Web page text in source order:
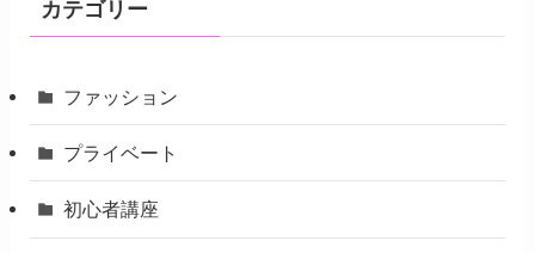
カテゴリー
ファッション
プライベート
初心者講座